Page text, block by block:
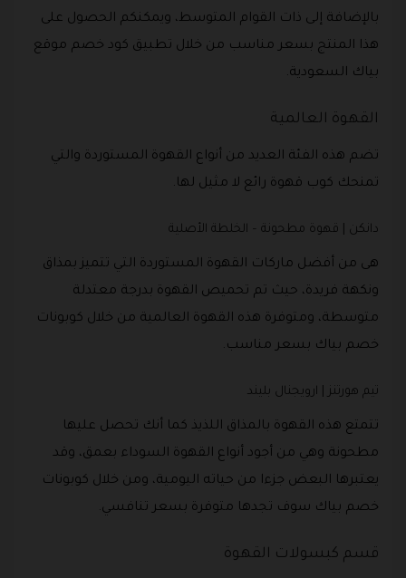
بالإضافة إلى ذات القوام المتوسط، ويمكنكم الحصول على
هذا المنتج بسعر مناسب من خلال تطبيق كود خصم موقع
بياك السعودية.
القهوة العالمية
تضم هذه الفئة العديد من أنواع القهوة المستوردة والتي
تمنحك كوب قهوة رائع لا مثيل لها.
دانكن | قهوة مطحونة – الخلطة الأصلية
هى من أفضل ماركات القهوة المستوردة التي تتميز بمذاق
ونكهة فريدة، حيث تم تحميص القهوة بدرجة معتدلة
متوسطة، ومتوفرة هذه القهوة العالمية من خلال كوبونات
خصم بياك بسعر مناسب.
تيم هورتنز | ارويجنال بليند
تتمتع هذه القهوة بالمذاق اللذيذ كما أنك تحصل عليها
مطحونة وهي من أجود أنواع القهوة السوداء بعمق، وقد
يعتبرها البعض جزءا من حياته اليومية، ومن خلال كوبونات
خصم بياك سوف تجدها متوفرة بسعر تنافسي.
قسم كبسولات القهوة